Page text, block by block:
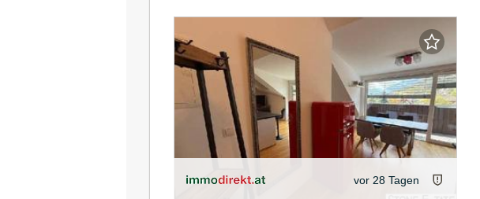
vor 28 Tagen